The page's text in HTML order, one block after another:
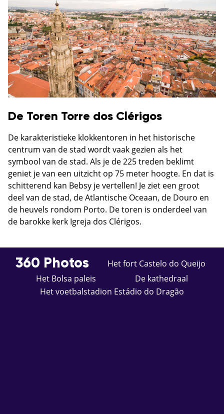
De Toren Torre dos Clérigos
De karakteristieke klokkentoren in het historische
centrum van de stad wordt vaak gezien als het
symbool van de stad. Als je de 225 treden beklimt
geniet je van een uitzicht op 75 meter hoogte. En dat is
schitterend kan Bebsy je vertellen! Je ziet een groot
deel van de stad, de Atlantische Oceaan, de Douro en
de heuvels rondom Porto. De toren is onderdeel van
de barokke kerk Igreja dos Clérigos.
360 Photos
Het fort Castelo do Queijo
Het Bolsa paleis
De kathedraal
Het voetbalstadion Estádio do Dragão